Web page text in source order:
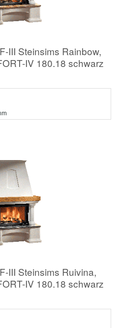
III Steinsims Rainbow,
IV 180.18 schwarz
III Steinsims Ruivina,
IV 180.18 schwarz